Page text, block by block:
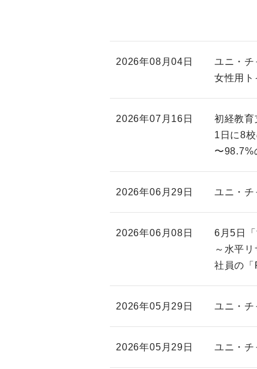
2026年08月04日
ユニ・チ
女性用
2026年07月16日
初経教
1日に8
〜98.7%
2026年06月29日 ユニ・
2026年06月08日
6月5日
～水平
社員の
2026年05月29日 ユニ・
2026年05月29日 ユニ・